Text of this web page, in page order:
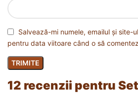
12 recenzii pentru
Salvează-mi numele, emailul și site-
pentru data viitoare când o să